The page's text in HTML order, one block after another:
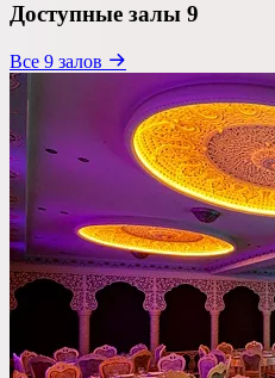
Доступные залы 9
Все 9 залов